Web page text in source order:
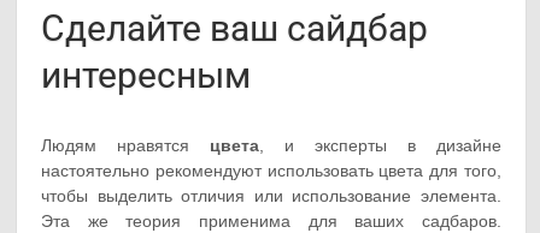
Сделайте ваш сайдбар
интересным
Людям нравятся цвета, и эксперты в дизайне
настоятельно рекомендуют использовать цвета для того,
чтобы выделить отличия или использование элемента.
Эта же теория применима для ваших садбаров.